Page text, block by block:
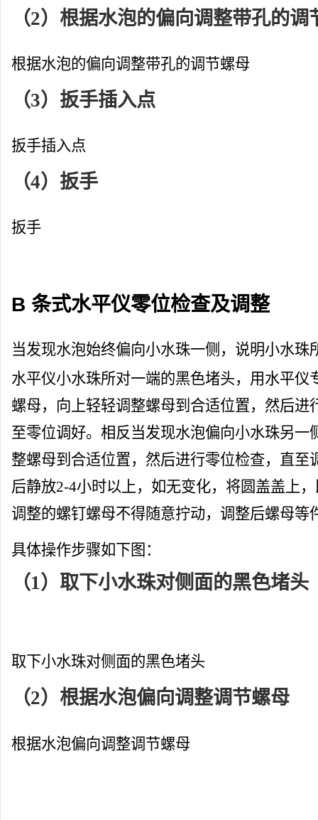
（2）根据水泡的偏向调整带孔的调
根据水泡的偏向调整带孔的调节螺母
（3）扳手插入点
扳手插入点
（4）扳手
扳手
B 条式水平仪零位检查及调整
当发现水泡始终偏向小水珠一侧，说明小水珠
水平仪小水珠所对一端的黑色堵头，用水平仪
螺母，向上轻轻调整螺母到合适位置，然后进
至零位调好。相反当发现水泡偏向小水珠另一
整螺母到合适位置，然后进行零位检查，直至
后静放2-4小时以上，如无变化，将圆盖盖上
调整的螺钉螺母不得随意拧动，调整后螺母等
具体操作步骤如下图：
（1）取下小水珠对侧面的黑色堵头
取下小水珠对侧面的黑色堵头
（2）根据水泡偏向调整调节螺母
根据水泡偏向调整调节螺母